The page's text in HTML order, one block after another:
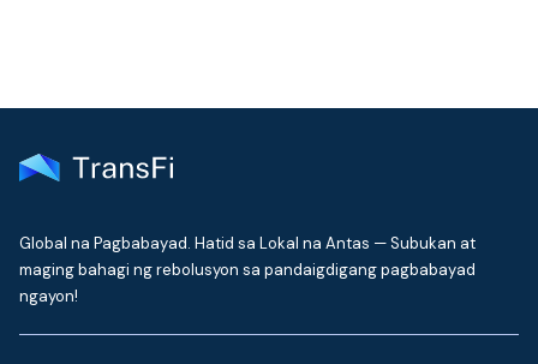
Global na Pagbabayad. Hatid sa Lokal na Antas — Subukan at
maging bahagi ng rebolusyon sa pandaigdigang pagbabayad
ngayon!